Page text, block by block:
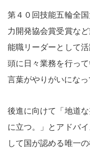
第４０回技能五輪全
力開発協会賞受賞な
能職リーダーとして
頭に日々業務を行っ
言葉がやりがいになっ
後進に向けて「地道
に立つ。」とアドバ
して国が認める唯一